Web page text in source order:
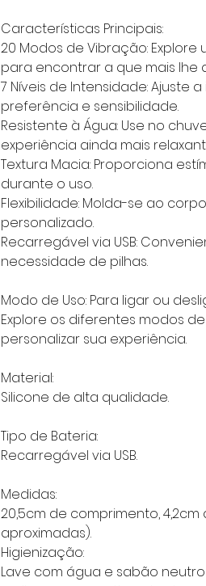
Características Principais:
20 Modos de Vibração:
para encontrar a que mais lhe
7 Níveis de Intensidade: Ajuste
preferência e sensibilidade.
Resistente à Água: Use no
experiência ainda mais
Textura Macia: Proporciona
durante o uso.
Flexibilidade: Molda-se ao
personalizado.
Recarregável via USB:
necessidade de pilhas.
Modo de Uso: Para ligar ou
Explore os diferentes modos
personalizar sua experiência.
Material:
Silicone de alta qualidade.
Tipo de Bateria:
Recarregável via USB.
Medidas:
20,5cm de comprimento,
aproximadas).
Higienização:
Lave com água e sabão